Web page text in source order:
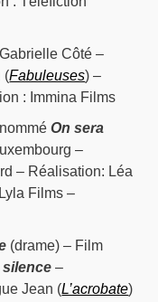
Côté –
(Fabuleuses) –
: Immina Films
On sera
–
– Réalisation: Léa
Films –
(drame) – Film
–
Jean (L’acrobate)